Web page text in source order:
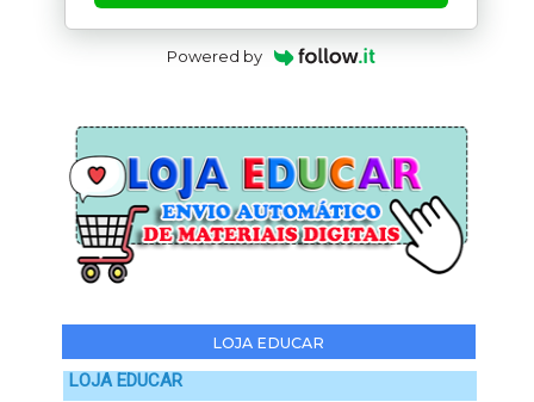
Powered by
LOJA EDUCAR
LOJA EDUCAR